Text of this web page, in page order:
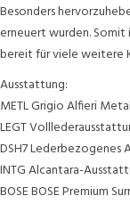
Besonders
erneuert wurden. Somit
bereit für viele weitere
Ausstattung:
METL Grigio Alfieri
LEGT
DSH7 Lederbezogenes
INTG Alcantara-
BOSE BOSE Premium